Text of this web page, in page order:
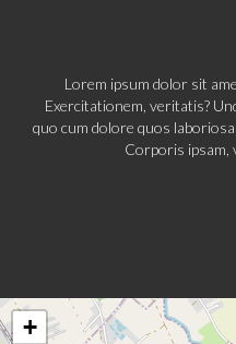
Lorem ipsum dolor sit
Exercitationem, veritatis?
quo cum dolore quos
Corporis ipsam,
+